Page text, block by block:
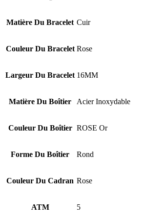
Matière Du Bracelet Cuir
Couleur Du Bracelet Rose
Largeur Du Bracelet 16MM
Matière Du Boîtier Acier Inoxydable
Couleur Du Boîtier ROSE Or
Forme Du Boîtier Rond
Couleur Du Cadran Rose
ATM 5